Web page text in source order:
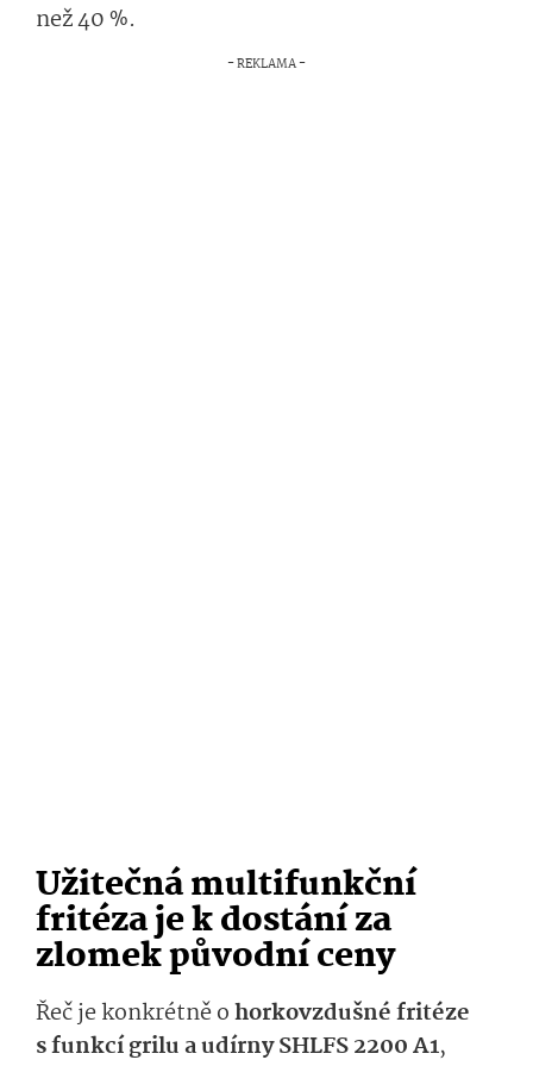
než 40 %.
Užitečná multifunkční
fritéza je k dostání za
zlomek původní ceny
Řeč je konkrétně ohorkovzdušné fritéze
s funkcí grilu a udírny SHLFS 2200 A1,